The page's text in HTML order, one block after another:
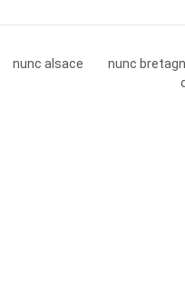
nunc alsace nunc